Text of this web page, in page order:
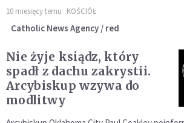
10 miesięcy temu KOŚCIÓŁ
Catholic News Agency / red
Nie żyje ksiądz, który
spadł z dachu zakrystii.
Arcybiskup wzywa do
modlitwy